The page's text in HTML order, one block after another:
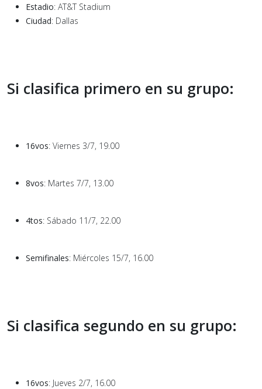
Estadio: AT&T Stadium
Ciudad: Dallas
Si clasifica primero en su grupo:
16vos: Viernes 3/7, 19.00
8vos: Martes 7/7, 13.00
4tos: Sábado 11/7, 22.00
Semifinales: Miércoles 15/7, 16.00
Si clasifica segundo en su grupo:
16vos: Jueves 2/7, 16.00